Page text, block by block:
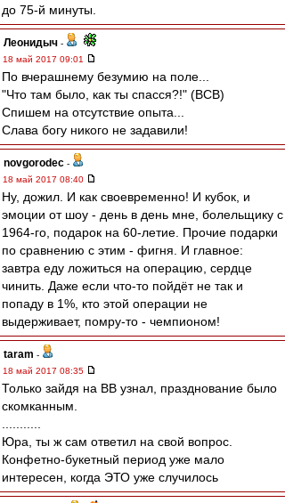
до 75-й минуты.
Леонидыч -
18 май 2017 09:01
По вчерашнему безумию на поле...
"Что там было, как ты спасся?!" (ВСВ)
Спишем на отсутствие опыта...
Слава богу никого не задавили!
novgorodec -
18 май 2017 08:40
Ну, дожил. И как своевременно! И кубок, и
эмоции от шоу - день в день мне, болельщику с
1964-го, подарок на 60-летие. Прочие подарки
по сравнению с этим - фигня. И главное:
завтра еду ложиться на операцию, сердце
чинить. Даже если что-то пойдёт не так и
попаду в 1%, кто этой операции не
выдерживает, помру-то - чемпионом!
taram -
18 май 2017 08:35
Только зайдя на ВВ узнал, празднование было
скомканным.
Юра, ты ж сам ответил на свой вопрос.
Конфетно-букетный период уже мало
интересен, когда ЭТО уже случилось